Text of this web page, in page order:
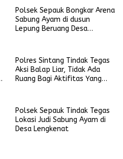
Polsek Sepauk Bongkar Arena
Sabung Ayam di dusun
Lepung Beruang Desa
Polres Sintang Tindak Tegas
Aksi Balap Liar, Tidak Ada
Ruang Bagi Aktifitas Yang
Polsek Sepauk Tindak Tegas
Lokasi Judi Sabung Ayam di
Desa Lengkenat